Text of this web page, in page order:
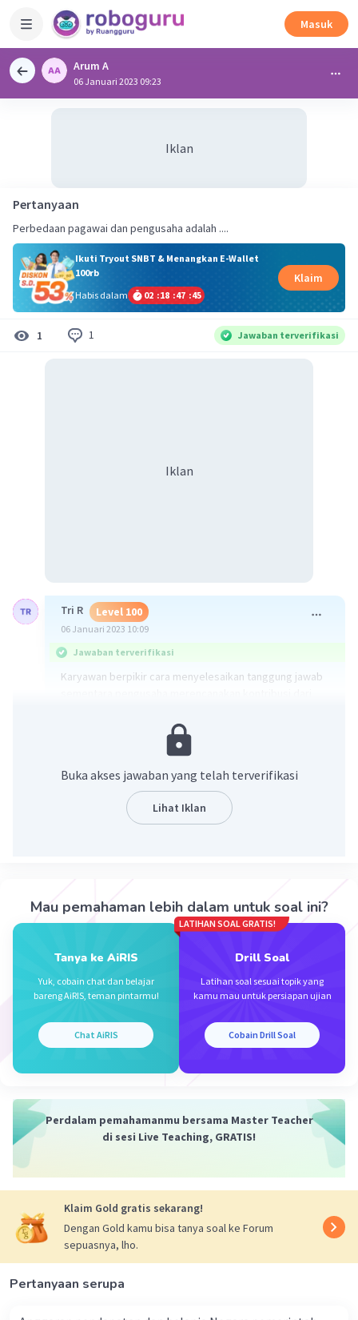
Masuk
Arum A
06 Januari 2023 09:23
Iklan
Pertanyaan
Perbedaan pagawai dan pengusaha adalah ....
Ikuti Tryout SNBT & Menangkan E-Wallet
100rb
Habis dalam
02 :18 :47 :44
Klaim
1 1 Jawaban terverifikasi
Iklan
Tri R Level 100
06 Januari 2023 10:09
Jawaban terverifikasi
Karyawan berpikir cara menyelesaikan tanggung jawab
terlihat menjual, baik ide, nilai produk atau keuntungan
dari pekerjaannya. Sedangkan karyawan bekerja untuk
mengerjakan tugasnya
·1.0
Iklan
Buka akses jawaban yang telah terverifikasi
Lihat Iklan
Mau pemahaman lebih dalam untuk soal ini?
Tanya ke AiRIS
Yuk, cobain chat dan belajar
bareng AiRIS, teman pintarmu!
Chat AiRIS
LATIHAN SOAL GRATIS!
Drill Soal
Latihan soal sesuai topik yang
kamu mau untuk persiapan ujian
Cobain Drill Soal
Perdalam pemahamanmu bersama Master Teacher
di sesi Live Teaching, GRATIS!
Klaim Gold gratis sekarang!
Dengan Gold kamu bisa tanya soal ke Forum
sepuasnya, lho.
Pertanyaan serupa